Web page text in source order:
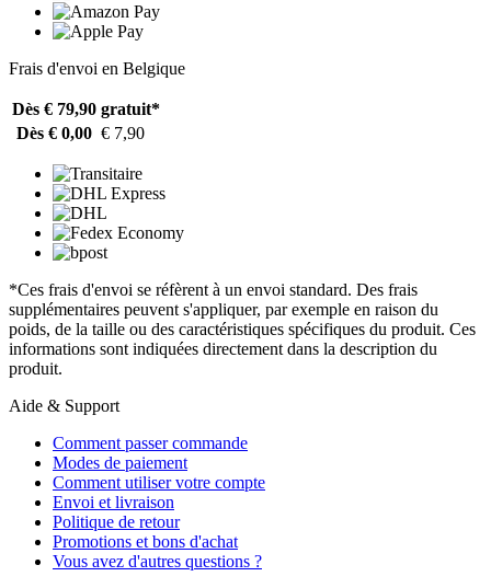
Frais d'envoi en Belgique
Dès € 79,90 gratuit*
Dès € 0,00 € 7,90
*Ces frais d'envoi se réfèrent à un envoi standard. Des frais
supplémentaires peuvent s'appliquer, par exemple en raison du
poids, de la taille ou des caractéristiques spécifiques du produit. Ces
informations sont indiquées directement dans la description du
produit.
Aide & Support
Comment passer commande
Modes de paiement
Comment utiliser votre compte
Envoi et livraison
Politique de retour
Promotions et bons d'achat
Vous avez d'autres questions ?